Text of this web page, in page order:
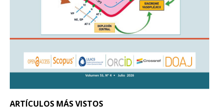
ARTÍCULOS MÁS VISTOS